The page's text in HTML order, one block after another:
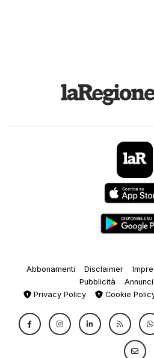
Abbonamenti Disclaimer
Pubblicità
Privacy Policy
Cookie